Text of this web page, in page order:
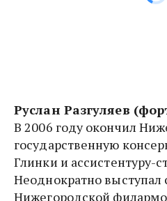
Руслан Разгуляев
В 2006 году окончил
государственную
Глинки и ассистентуру-
Неоднократно выступал
Нижегородской